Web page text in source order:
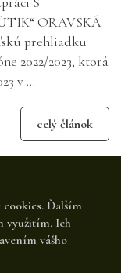
cookies. Ďalším
využitím. Ich
vášho
ORAVSKÁ
prehliadku
2022/2023, ktorá
v ...
celý článok